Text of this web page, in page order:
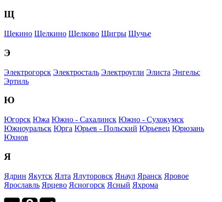
Щ
Щекино Щелкино Щелково Щигры Щучье
Э
Электрогорск Электросталь Электроугли Элиста Энгельс
Эртиль
Ю
Югорск Южа Южно - Сахалинск Южно - Сухокумск
Южноуральск Юрга Юрьев - Польский Юрьевец Юрюзань
Юхнов
Я
Ядрин Якутск Ялта Ялуторовск Янаул Яранск Яровое
Ярославль Ярцево Ясногорск Ясный Яхрома